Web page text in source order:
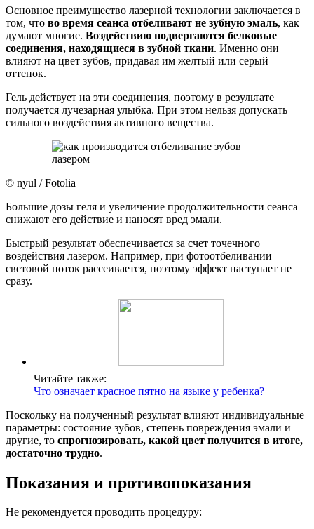
Основное преимущество лазерной технологии заключается в
том, что во время сеанса отбеливают не зубную эмаль, как
думают многие. Воздействию подвергаются белковые
соединения, находящиеся в зубной ткани. Именно они
влияют на цвет зубов, придавая им желтый или серый
оттенок.
Гель действует на эти соединения, поэтому в результате
получается лучезарная улыбка. При этом нельзя допускать
сильного воздействия активного вещества.
© nyul / Fotolia
Большие дозы геля и увеличение продолжительности сеанса
снижают его действие и наносят вред эмали.
Быстрый результат обеспечивается за счет точечного
воздействия лазером. Например, при фотоотбеливании
световой поток рассеивается, поэтому эффект наступает не
сразу.
Читайте также:
Что означает красное пятно на языке у ребенка?
Поскольку на полученный результат влияют индивидуальные
параметры: состояние зубов, степень повреждения эмали и
другие, то спрогнозировать, какой цвет получится в итоге,
достаточно трудно.
Показания и противопоказания
Не рекомендуется проводить процедуру: